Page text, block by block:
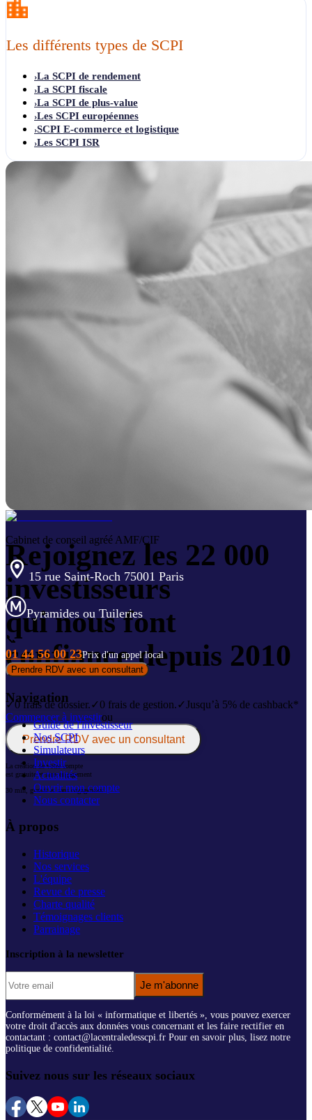
Les différents types de SCPI
›La SCPI de rendement
›La SCPI fiscale
›La SCPI de plus-value
›Les SCPI européennes
›SCPI E-commerce et logistique
›Les SCPI ISR
Rejoignez les 22 000
investisseurs
qui nous font
confiance depuis 2010
✓0 frais de dossier.✓0 frais de gestion.✓Jusqu’à 5% de cashback*
Commencer à investirou
Prendre RDV avec un consultant
La création de votre compte
est gratuite et sans engagement
30 min, gratuit et sans engagement
Cabinet de conseil agréé AMF/CIF
15 rue Saint-Roch 75001 Paris
Pyramides ou Tuileries
📞
01 44 56 00 23Prix d'un appel local
Prendre RDV avec un consultant
Navigation
Guide de l'investisseur
Nos SCPI
Simulateurs
Investir
Actualités
Ouvrir mon compte
Nous contacter
À propos
Historique
Nos services
L'équipe
Revue de presse
Charte qualité
Témoignages clients
Parrainage
Inscription à la newsletter
Je m'abonne
Conformément à la loi « informatique et libertés », vous pouvez exercer
votre droit d'accès aux données vous concernant et les faire rectifier en
contactant : contact@lacentraledesscpi.fr Pour en savoir plus, lisez notre
politique de confidentialité.
Suivez nous sur les réseaux sociaux